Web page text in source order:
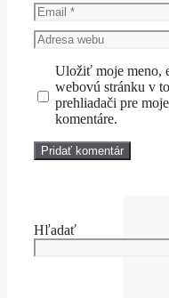
Email
Adresa
webu
Uložiť moje meno,
webovú stránku v
prehliadači pre
komentáre.
Hľadať